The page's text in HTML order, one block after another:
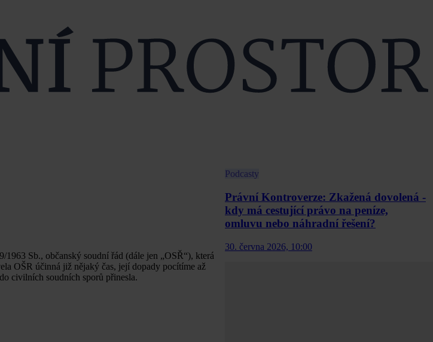
Sb., občanský soudní řád (dále jen „OSŘ“), která
OŠR účinná již nějaký čas, její dopady pocítíme až
civilních soudních sporů přinesla.
Podcasty
Právní Kontroverze: Zkažená dovolená -
kdy má cestující právo na peníze,
omluvu nebo náhradní řešení?
30. června 2026, 10:00